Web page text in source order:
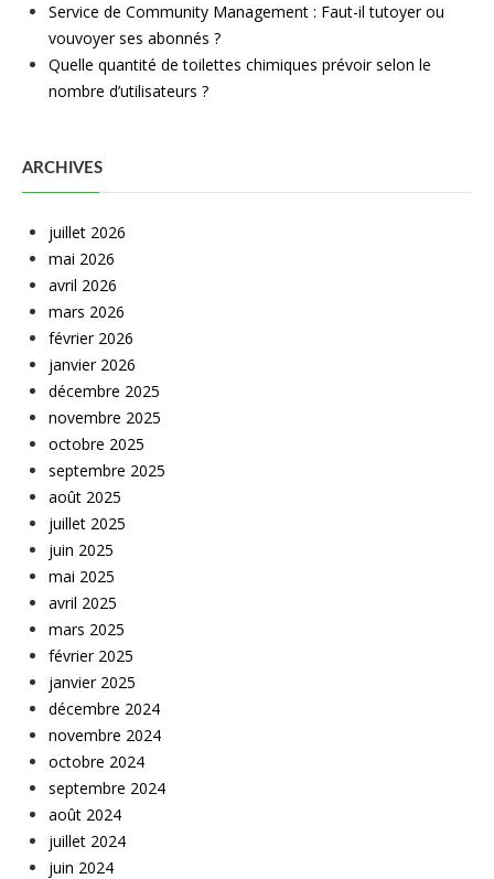
Service de Community Management : Faut-il tutoyer ou
vouvoyer ses abonnés ?
Quelle quantité de toilettes chimiques prévoir selon le
nombre d’utilisateurs ?
ARCHIVES
juillet 2026
mai 2026
avril 2026
mars 2026
février 2026
janvier 2026
décembre 2025
novembre 2025
octobre 2025
septembre 2025
août 2025
juillet 2025
juin 2025
mai 2025
avril 2025
mars 2025
février 2025
janvier 2025
décembre 2024
novembre 2024
octobre 2024
septembre 2024
août 2024
juillet 2024
juin 2024